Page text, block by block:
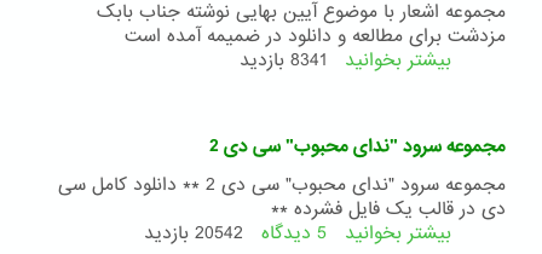
مجموعه اشعار با موضوع آیین بهایی نوشته جناب بابک
مزدشت برای مطالعه و دانلود در ضمیمه آمده است
بیشتر بخوانید درباره
موضوع
آئین
بهایی
8341 بازدید
مجموعه سرود "ندای محبوب" سی دی 2
مجموعه سرود "ندای محبوب" سی دی 2 ** دانلود کامل سی
دی در قالب یک فایل فشرده **
بیشتر بخوانید درباره
5 دیدگاه 20542 بازدید